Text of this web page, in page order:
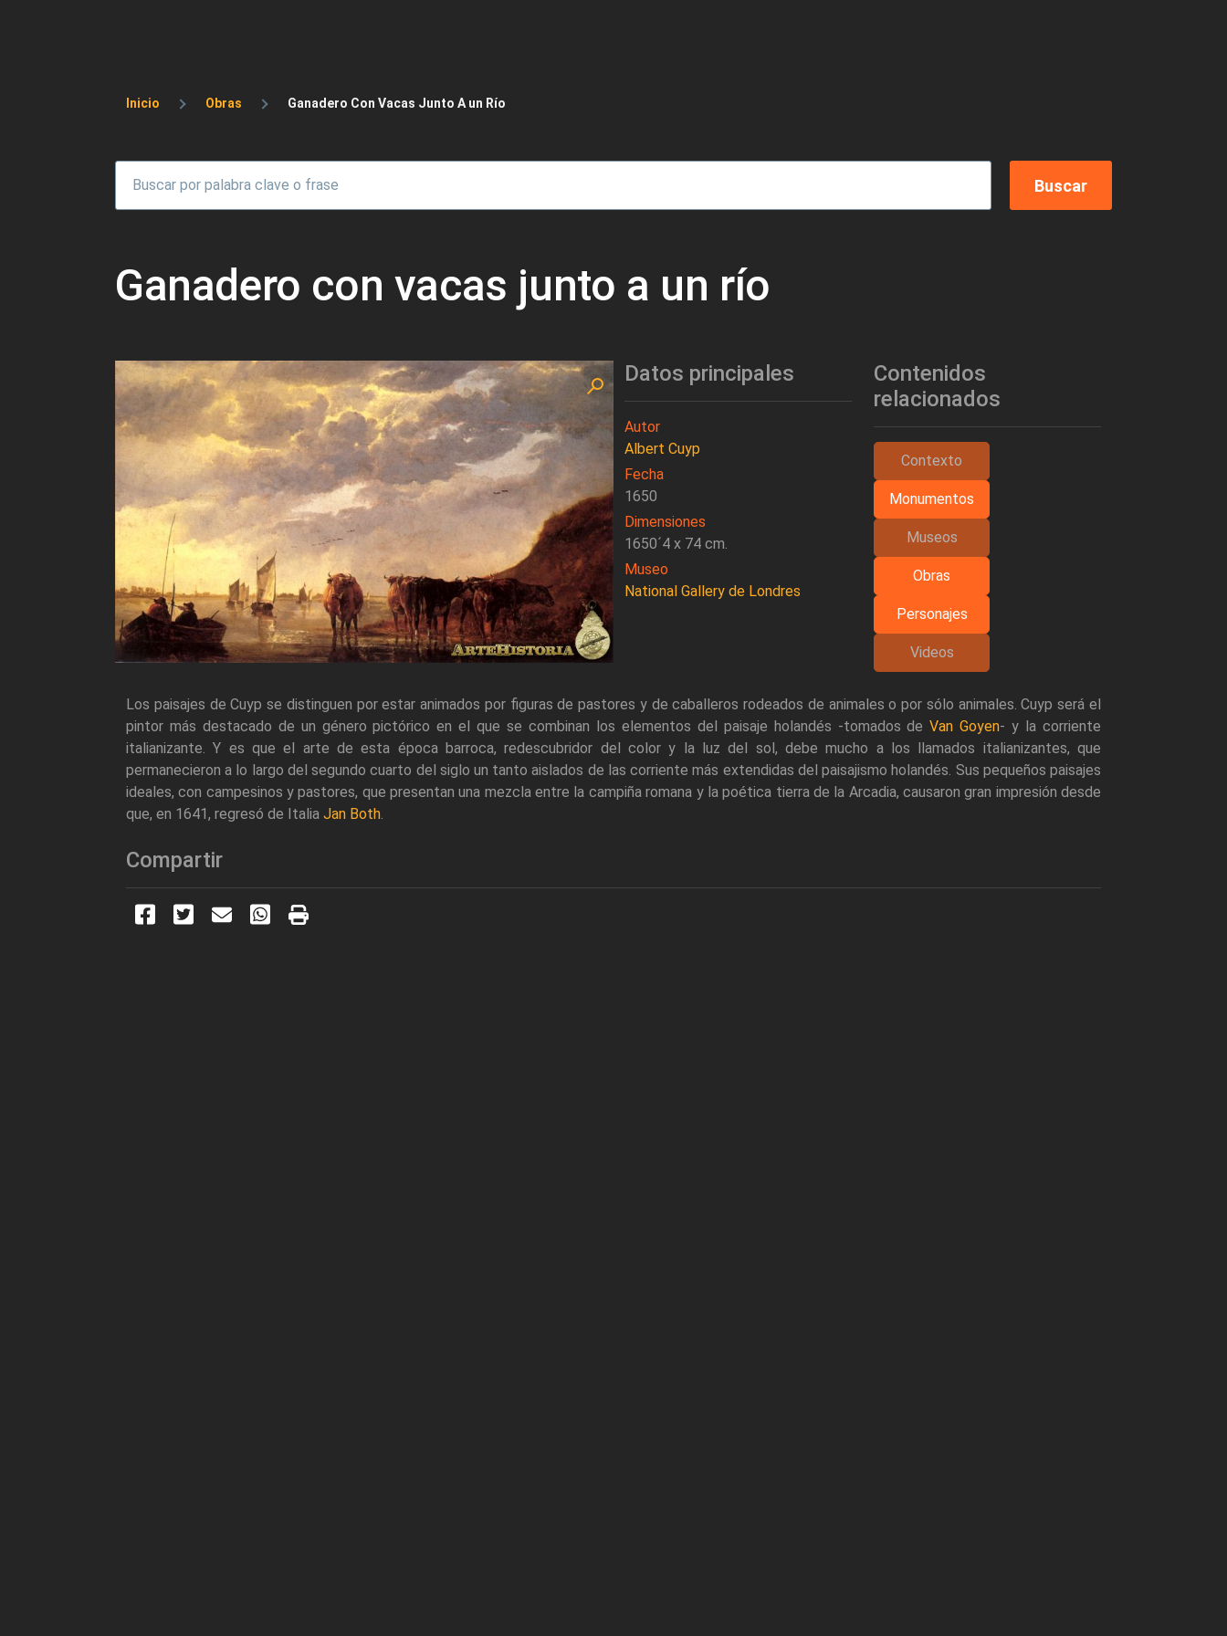
Sobrescribir enlaces de ayuda a la navegación
Inicio Obras Ganadero Con Vacas Junto A un Río
Ganadero con vacas junto a un río
Datos principales
Autor
Albert Cuyp
Fecha
1650
Dimensiones
1650´4 x 74 cm.
Museo
National Gallery de Londres
Contenidos
relacionados
Contexto
Monumentos
Museos
Obras
Personajes
Videos
Los paisajes de Cuyp se distinguen por estar animados por figuras de pastores y de caballeros rodeados de animales o por sólo animales. Cuyp será el
pintor más destacado de un género pictórico en el que se combinan los elementos del paisaje holandés -tomados deVan Goyen- y la corriente
italianizante. Y es que el arte de esta época barroca, redescubridor del color y la luz del sol, debe mucho a los llamados italianizantes, que
permanecieron a lo largo del segundo cuarto del siglo un tanto aislados de las corriente más extendidas del paisajismo holandés. Sus pequeños paisajes
ideales, con campesinos y pastores, que presentan una mezcla entre la campiña romana y la poética tierra de la Arcadia, causaron gran impresión desde
que, en 1641, regresó de Italia Jan Both.
Compartir